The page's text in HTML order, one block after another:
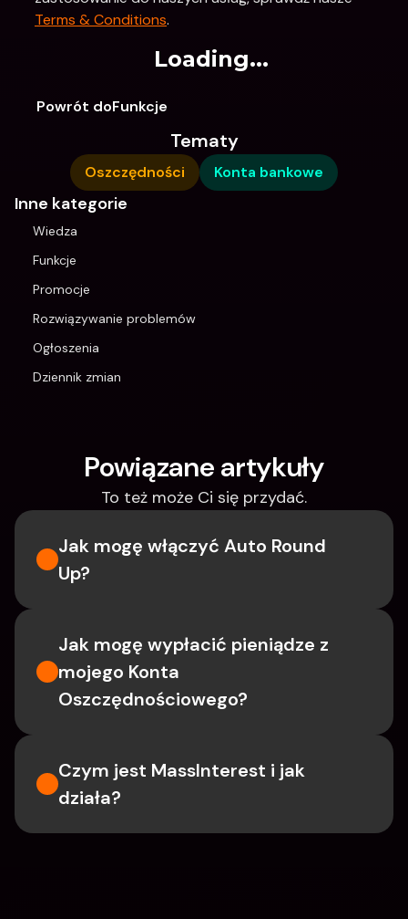
Terms & Conditions.
Loading...
Powrót doFunkcje
Tematy
Oszczędności Konta bankowe
Inne kategorie
Wiedza
Funkcje
Promocje
Rozwiązywanie problemów
Ogłoszenia
Dziennik zmian
Powiązane artykuły
To też może Ci się przydać.
Jak mogę włączyć Auto Round
Up?
Jak mogę wypłacić pieniądze z
mojego Konta
Oszczędnościowego?
Czym jest MassInterest i jak
działa?